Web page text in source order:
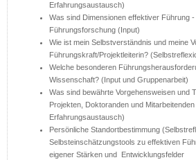
Erfahrungsaustausch)
Was sind Dimensionen effektiver Führung
Führungsforschung (Input)
Wie ist mein Selbstverständnis und meine
Führungskraft/Projektleiterin?
Welche besonderen
Wissenschaft? (Input und Gruppenarbeit)
Was sind bewährte Vorgehensweisen und
Projekten, Doktoranden und
Erfahrungsaustausch)
Persönliche Standortbestimmung
Selbsteinschätzungstools zu effektiven
eigener Stärken und Entwicklungsfelder